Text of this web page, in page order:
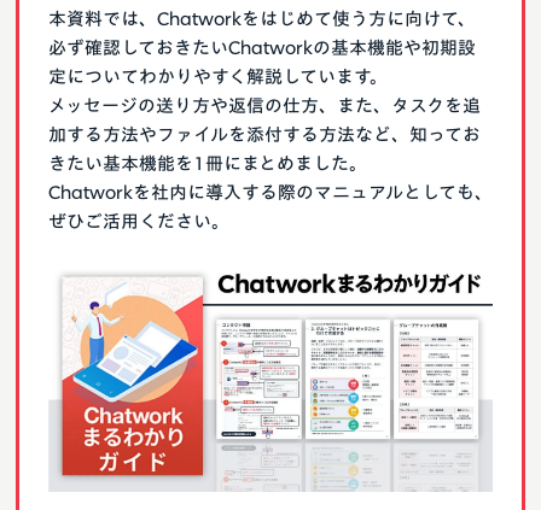
本資料では、Chatworkをはじめて使う方に向けて、
必ず確認しておきたいChatworkの基本機能や初期設
定についてわかりやすく解説しています。
メッセージの送り方や返信の仕方、また、タスクを追
加する方法やファイルを添付する方法など、知ってお
きたい基本機能を1冊にまとめました。
Chatworkを社内に導入する際のマニュアルとしても、
ぜひご活用ください。